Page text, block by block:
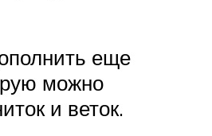
еще
можно
и веток.